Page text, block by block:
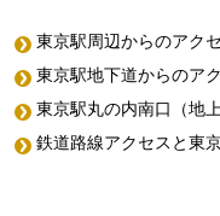
東京駅周辺からのアク
東京駅地下道からのア
東京駅丸の内南口（地
鉄道路線アクセスと東